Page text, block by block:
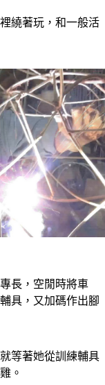
繞著玩，和一般活
長，空閒時將車
具，又加碼作出腳
等著她從訓練輔具